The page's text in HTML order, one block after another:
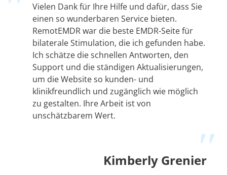
Kimberly Grenier
Vielen Dank für Ihre Hilfe und dafür, dass Sie
einen so wunderbaren Service bieten.
RemotEMDR war die beste EMDR-Seite für
bilaterale Stimulation, die ich gefunden habe.
Ich schätze die schnellen Antworten, den
Support und die ständigen Aktualisierungen,
um die Website so kunden- und
klinikfreundlich und zugänglich wie möglich
zu gestalten. Ihre Arbeit ist von
unschätzbarem Wert.